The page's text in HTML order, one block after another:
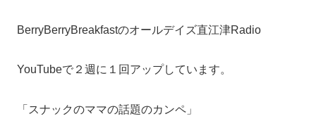
BerryBerryBreakfastのオールデイズ直江津Radio
YouTubeで２週に１回アップしています。
「スナックのママの話題のカンペ」